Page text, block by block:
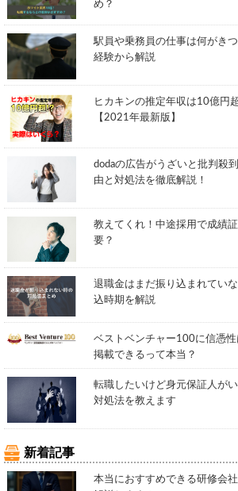
め？
駅員や乗務員の仕事は何がき
経験から解説
ヒカキンの推定年収は10億円
【2021年最新版】
dodaの広告がうざいと批判殺
由と対処法を徹底解説！
教えてくれ！中途採用で成績
要？
退職金はまだ振り込まれてい
込時期を解説
ベストベンチャー100に信憑
掲載できるって本当？
転職したいけど身元保証人が
対処法を教えます
新着記事
本当におすすめできる研修会